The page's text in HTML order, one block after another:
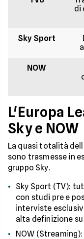
di
Sky Sport
NOW
L'Europa
Sky e NOW
La quasi totalità
sono trasmesse in
gruppo Sky.
Sky Sport (TV):
con studi pre e
interviste
alta definizione
NOW